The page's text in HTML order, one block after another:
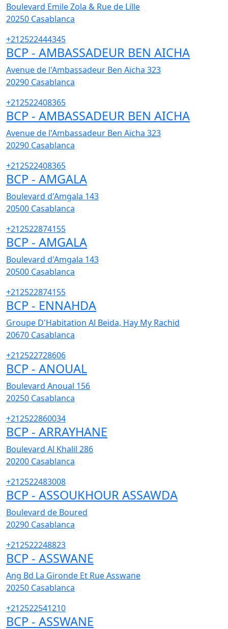
Boulevard Emile Zola & Rue de Lille
20250 Casablanca
+212522444345
BCP - AMBASSADEUR BEN AICHA
Avenue de l'Ambassadeur Ben Aïcha 323
20290 Casablanca
+212522408365
BCP - AMBASSADEUR BEN AICHA
Avenue de l'Ambassadeur Ben Aïcha 323
20290 Casablanca
+212522408365
BCP - AMGALA
Boulevard d'Amgala 143
20500 Casablanca
+212522874155
BCP - AMGALA
Boulevard d'Amgala 143
20500 Casablanca
+212522874155
BCP - ENNAHDA
Groupe D'Habitation Al Beida, Hay My Rachid
20670 Casablanca
+212522728606
BCP - ANOUAL
Boulevard Anoual 156
20250 Casablanca
+212522860034
BCP - ARRAYHANE
Boulevard Al Khalil 286
20200 Casablanca
+212522483008
BCP - ASSOUKHOUR ASSAWDA
Boulevard de Boured
20290 Casablanca
+212522248823
BCP - ASSWANE
Ang Bd La Gironde Et Rue Asswane
20250 Casablanca
+212522541210
BCP - ASSWANE